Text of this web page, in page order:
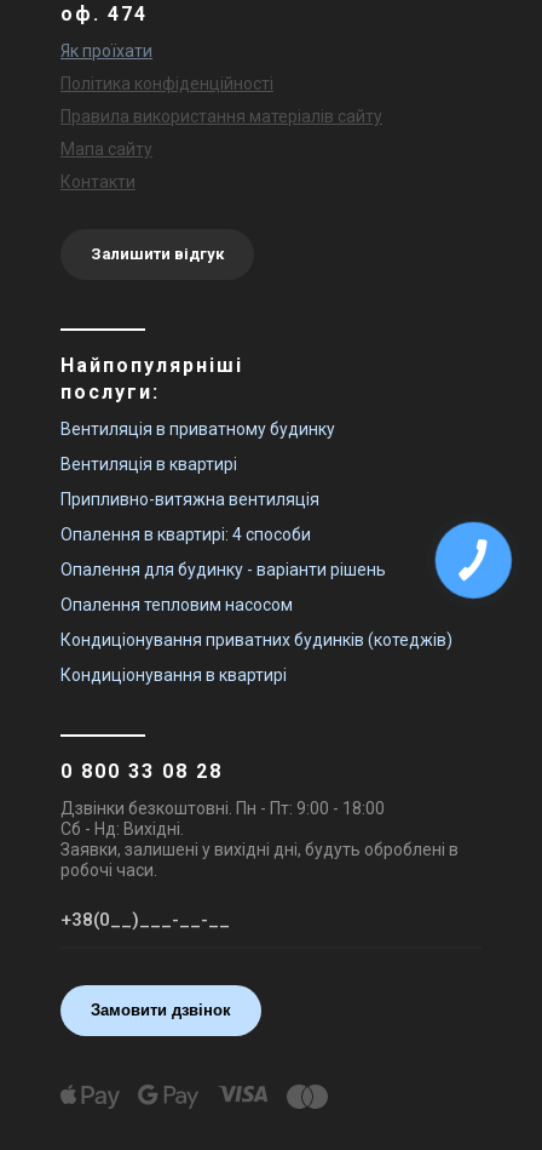
оф. 474
Як проїхати
Політика конфіденційності
Правила використання матеріалів сайту
Мапа сайту
Контакти
Залишити відгук
Найпопулярніші
послуги:
Вентиляція в приватному будинку
Вентиляція в квартирі
Припливно-витяжна вентиляція
Опалення в квартирі: 4 способи
Опалення для будинку - варіанти рішень
Опалення тепловим насосом
Кондиціонування приватних будинків (котеджів)
Кондиціонування в квартирі
0 800 33 08 28
Дзвінки безкоштовні. Пн - Пт: 9:00 - 18:00
Сб - Нд: Вихідні.
Заявки, залишені у вихідні дні, будуть оброблені в
робочі часи.
Замовити дзвінок